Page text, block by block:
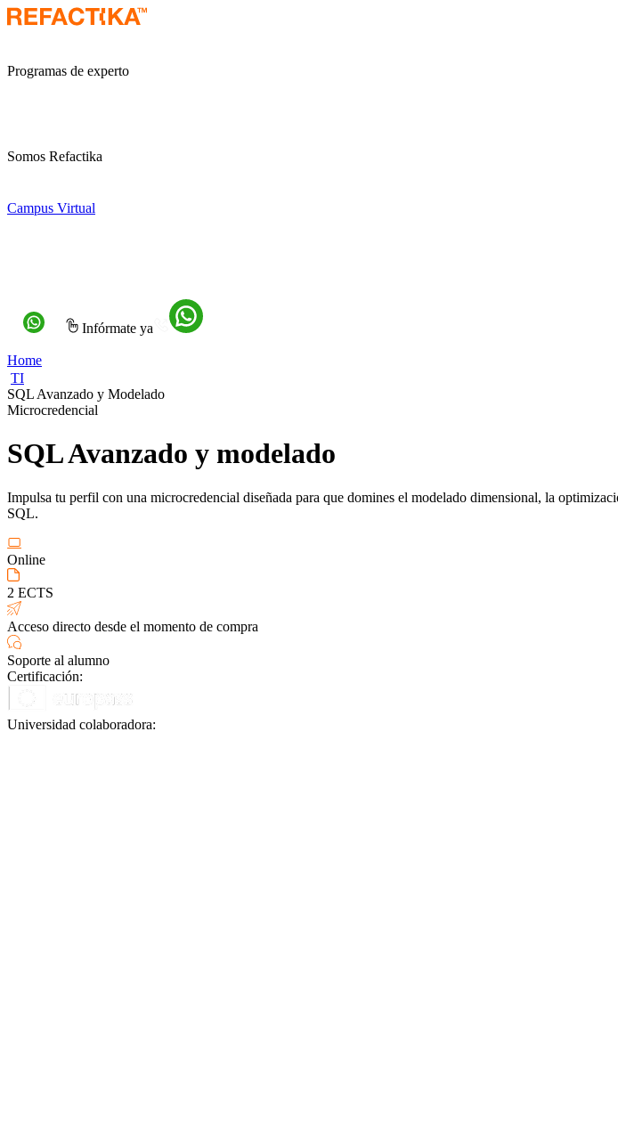
Programas de experto
Somos Refactika
Campus Virtual
Infórmate ya
Home
TI
SQL Avanzado y Modelado
Microcredencial
SQL Avanzado y modelado
Impulsa tu perfil con una microcredencial diseñada para que domines el modelado dimensional, la
SQL.
Online
2 ECTS
Acceso directo desde el momento de compra
Soporte al alumno
Certificación:
Universidad colaboradora: